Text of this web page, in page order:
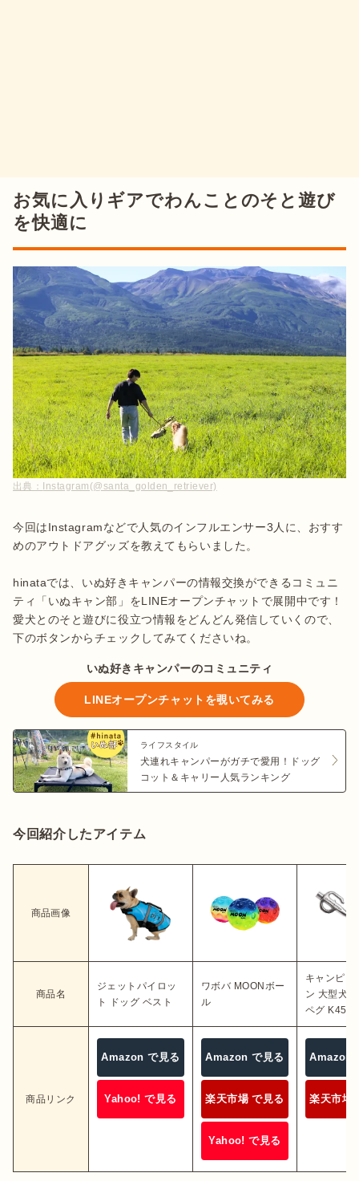
お気に入りギアでわんことのそと遊び
を快適に
出典： Instagram(@santa_golden_retriever)
今回はInstagramなどで人気のインフルエンサー3人に、おすす
めのアウトドアグッズを教えてもらいました。
hinataでは、いぬ好きキャンパーの情報交換ができるコミュニ
ティ「いぬキャン部」をLINEオープンチャットで展開中です！
愛犬とのそと遊びに役立つ情報をどんどん発信していくので、
下のボタンからチェックしてみてくださいね。
いぬ好きキャンパーのコミュニティ
LINEオープンチャットを覗いてみる
ライフスタイル
犬連れキャンパーがガチで愛用！ドッグ
コット＆キャリー人気ランキング
今回紹介したアイテム
商品画像
商品名
ジェットパイロッ
ト ドッグ ベスト
ワボバ MOONボー
ル
キャンピン
ン 大型犬
ペグ K45N
商品リンク
Amazon で見る
Yahoo! で見る
Amazon で見る
楽天市場 で見る
Yahoo! で見る
Amazon
楽天市場